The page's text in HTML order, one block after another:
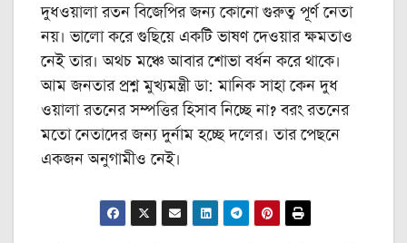
দুধওয়ালা রতন বিজেপির জন্য কোনো গুরুত্ব পূর্ণ নেতা
নয়। ভালো করে গুছিয়ে একটি ভাষণ দেওয়ার ক্ষমতাও
নেই তার। অথচ মঞ্চে আবার শোভা বর্ধন করে থাকে।
আম জনতার প্রশ্ন মুখ্যমন্ত্রী ডা: মানিক সাহা কেন দুধ
ওয়ালা রতনের সম্পত্তির হিসাব নিচ্ছে না? বরং রতনের
মতো নেতাদের জন্য দুর্নাম হচ্ছে দলের। তার পেছনে
একজন অনুগামীও নেই।